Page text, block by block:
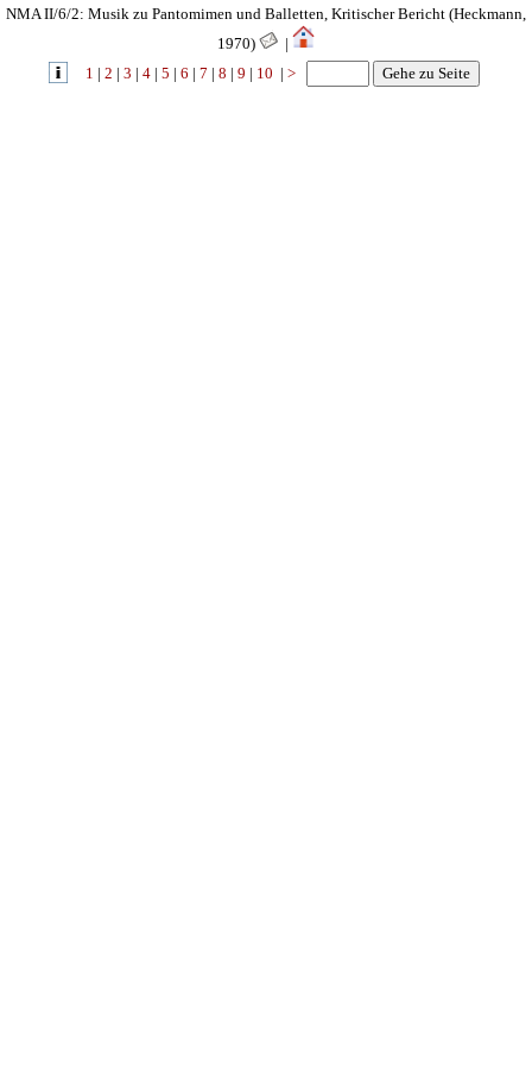
NMA II/6/2: Musik zu Pantomimen und Balletten, Kritischer Bericht (Heckmann,
1970)
|
1 | 2 | 3 | 4 | 5 | 6 | 7 | 8 | 9 | 10 | >